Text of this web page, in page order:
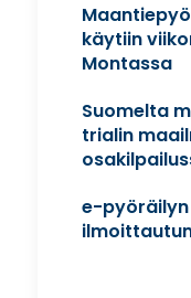
käytiin
Montassa
Suomelta
trialin
e-pyöräilyn